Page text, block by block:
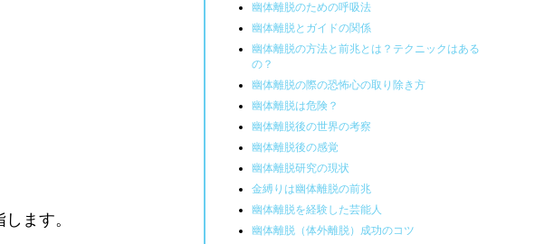
ます。
幽体離脱のための呼吸法
幽体離脱とガイドの関係
幽体離脱の方法と前兆とは？テクニックはある
の？
幽体離脱の際の恐怖心の取り除き方
幽体離脱は危険？
幽体離脱後の世界の考察
幽体離脱後の感覚
幽体離脱研究の現状
金縛りは幽体離脱の前兆
幽体離脱を経験した芸能人
幽体離脱（体外離脱）成功のコツ